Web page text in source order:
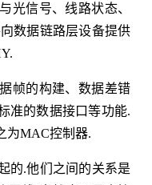
光信号、线路状态、
数据链路层设备提供
帧的构建、数据差错
准的数据接口等功能.
为MAC控制器.
的.他们之间的关系是